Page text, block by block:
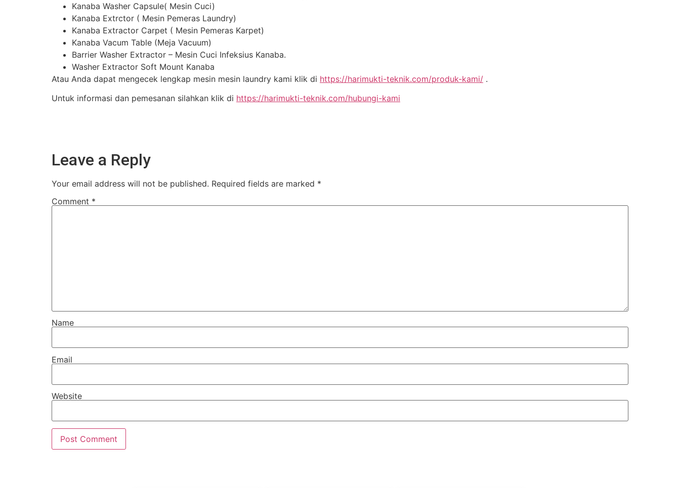
Kanaba Washer Capsule( Mesin Cuci)
Kanaba Extrctor ( Mesin Pemeras Laundry)
Kanaba Extractor Carpet ( Mesin Pemeras Karpet)
Kanaba Vacum Table (Meja Vacuum)
Barrier Washer Extractor – Mesin Cuci Infeksius Kanaba.
Washer Extractor Soft Mount Kanaba
Atau Anda dapat mengecek lengkap mesin mesin laundry kami klik di https://harimukti-teknik.com/produk-kami/ .
Untuk informasi dan pemesanan silahkan klik di https://harimukti-teknik.com/hubungi-kami
Leave a Reply
Your email address will not be published. Required fields are marked *
Comment *
Name
Email
Website